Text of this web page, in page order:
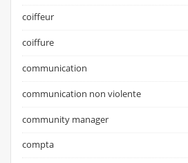
coiffeur
coiffure
communication
communication non violente
community manager
compta